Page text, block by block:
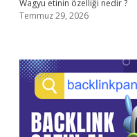
Wagyu etinin özelliği nedir ?
Temmuz 29, 2026